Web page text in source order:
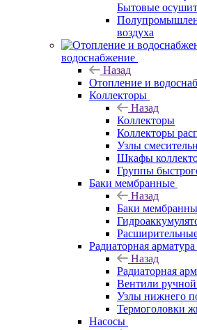
Бытовые
воздуха
водоснабжение
Назад
Отопление и
Коллекторы
Назад
Коллекторы
Коллекторы
Узлы
Шкафы
Группы
Баки мембранные
Назад
Баки
Радиаторная арматура
Назад
Радиаторная
Вентили ручной
Узлы нижнего
Термоголовки
Насосы